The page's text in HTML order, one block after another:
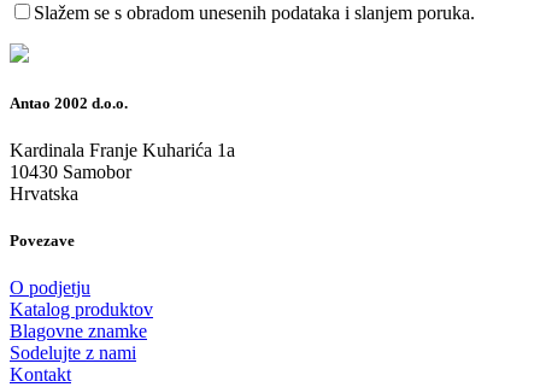
Slažem se s obradom unesenih podataka i slanjem poruka.
Antao 2002 d.o.o.
Kardinala Franje Kuharića 1a
10430 Samobor
Hrvatska
Povezave
O podjetju
Katalog produktov
Blagovne znamke
Sodelujte z nami
Kontakt